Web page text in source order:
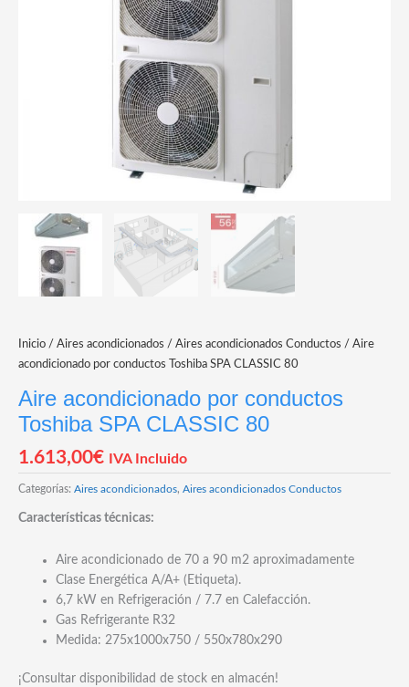
Inicio / Aires acondicionados / Aires acondicionados Conductos / Aire
acondicionado por conductos Toshiba SPA CLASSIC 80
Aire acondicionado por conductos
Toshiba SPA CLASSIC 80
1.613,00€ IVA Incluido
Categorías: Aires acondicionados, Aires acondicionados Conductos
Características técnicas:
Aire acondicionado de 70 a 90 m2 aproximadamente
Clase Energética A/A+ (Etiqueta).
6,7 kW en Refrigeración / 7.7 en Calefacción.
Gas Refrigerante R32
Medida: 275x1000x750 / 550x780x290
¡Consultar disponibilidad de stock en almacén!